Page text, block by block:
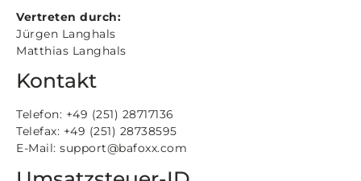
Vertreten durch:
Jürgen Langhals
Matthias Langhals
Kontakt
Telefon: +49 (251) 28717136
Telefax: +49 (251) 28738595
E-Mail: support@bafoxx.com